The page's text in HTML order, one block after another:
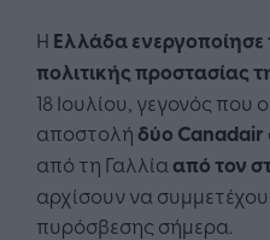
Η Ελλάδα ενεργοποίησε
πολιτικής προστασίας
18 Ιουλίου, γεγονός που
αποστολήδύο Canadair
από τη Γαλλίααπό τον
αρχίσουν να
πυρόσβεσης σήμερα.